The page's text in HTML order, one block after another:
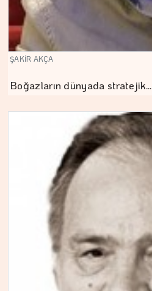
ŞAKİR AKÇA
Boğazların dünyada stratejik…